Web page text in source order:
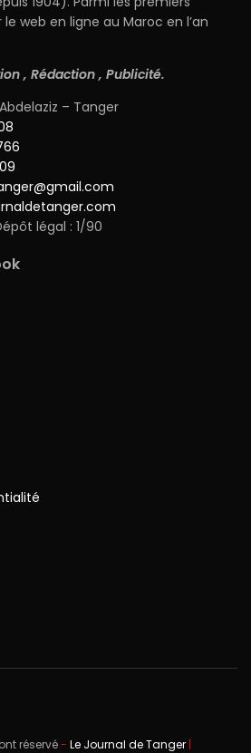
web en ligne au Maroc en l’an
, Rédaction , Publicité.
– Tanger
légal : 1/90
réservé- Le Journal de Tanger |